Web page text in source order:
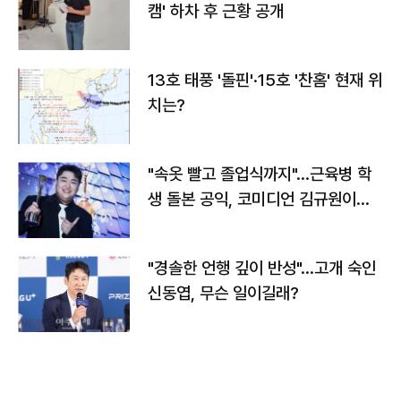
캠' 하차 후 근황 공개
13호 태풍 '돌핀'·15호 '찬홈' 현재 위
치는?
"속옷 빨고 졸업식까지"…근육병 학
생 돌본 공익, 코미디언 김규원이었
"경솔한 언행 깊이 반성"…고개 숙인
신동엽, 무슨 일이길래?